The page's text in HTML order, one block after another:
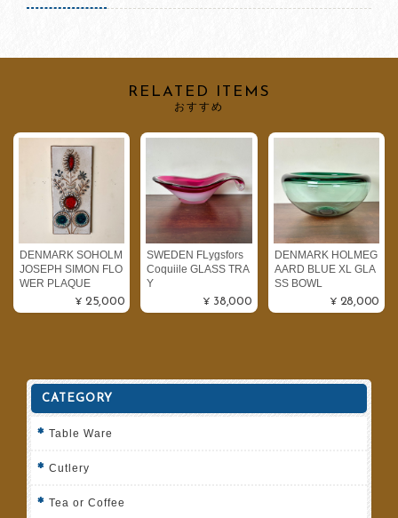
RELATED ITEMS
おすすめ
DENMARK SOHOLM
JOSEPH SIMON FLO
WER PLAQUE
¥25,000
SWEDEN FLygsfors
Coquiile GLASS TRA
Y
¥38,000
DENMARK HOLMEG
AARD BLUE XL GLA
SS BOWL
¥28,000
CATEGORY
Table Ware
Cutlery
Tea or Coffee